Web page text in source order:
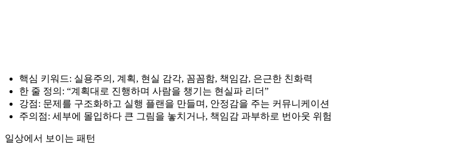
핵심 키워드: 실용주의, 계획, 현실 감각, 꼼꼼함, 책임감, 은근한 친화력
한 줄 정의: “계획대로 진행하며 사람을 챙기는 현실파 리더”
강점: 문제를 구조화하고 실행 플랜을 만들며, 안정감을 주는 커뮤니케이션
주의점: 세부에 몰입하다 큰 그림을 놓치거나, 책임감 과부하로 번아웃 위험
일상에서 보이는 패턴